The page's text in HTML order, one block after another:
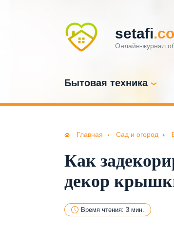
setafi
Онлайн-журнал
Бытовая техника
Главная Сад и огород
Как
декор
Время чтения: 3 мин.